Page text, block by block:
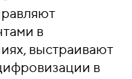
в
выстраивают
в